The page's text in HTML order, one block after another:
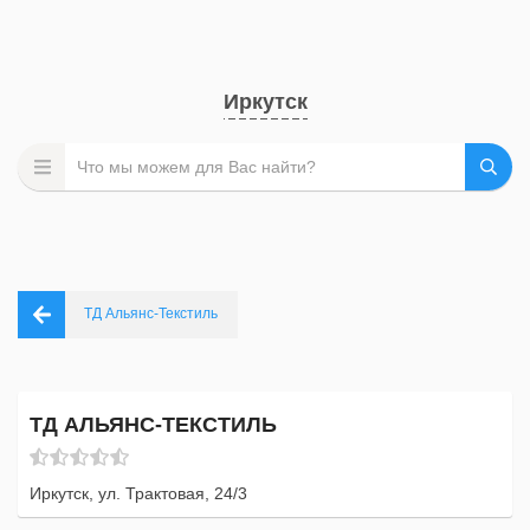
Иркутск
ТД Альянс-Текстиль
ТД АЛЬЯНС-ТЕКСТИЛЬ
Иркутск, ул. Трактовая, 24/3